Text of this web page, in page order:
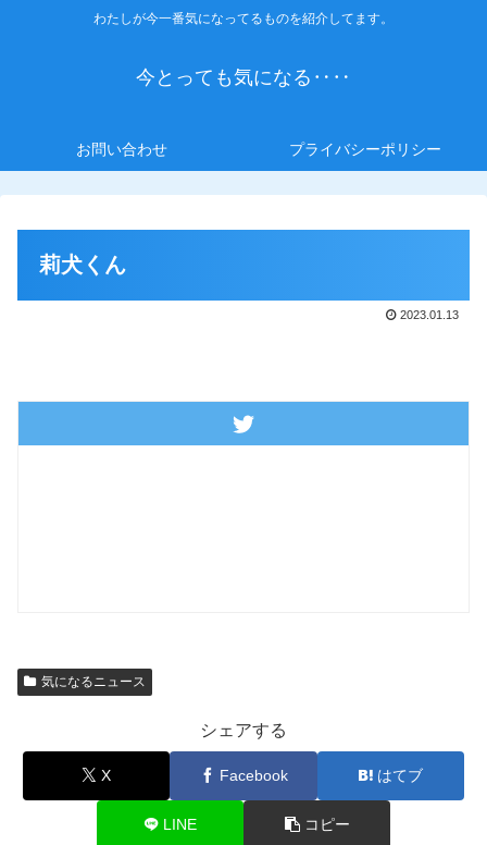
わたしが今一番気になってるものを紹介してます。
今とっても気になる‥‥
お問い合わせ プライバシーポリシー
莉犬くん
2023.01.13
気になるニュース
シェアする
X Facebook はてブ
LINE コピー